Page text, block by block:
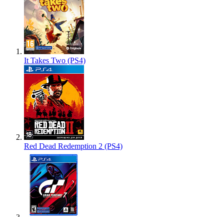
It Takes Two (PS4)
Red Dead Redemption 2 (PS4)